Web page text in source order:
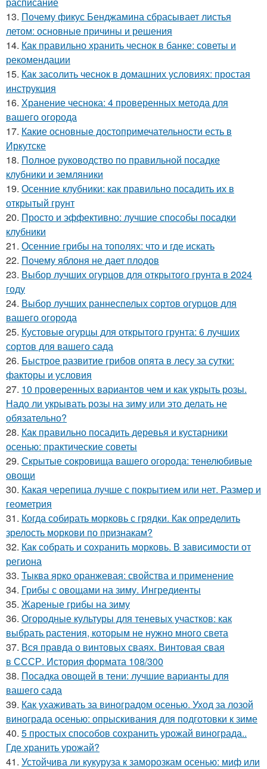
13. Почему фикус Бенджамина сбрасывает листья
летом: основные причины и решения
14. Как правильно хранить чеснок в банке: советы и
рекомендации
15. Как засолить чеснок в домашних условиях: простая
инструкция
16. Хранение чеснока: 4 проверенных метода для
вашего огорода
17. Какие основные достопримечательности есть в
Иркутске
18. Полное руководство по правильной посадке
клубники и земляники
19. Осенние клубники: как правильно посадить их в
открытый грунт
20. Просто и эффективно: лучшие способы посадки
клубники
21. Осенние грибы на тополях: что и где искать
22. Почему яблоня не дает плодов
23. Выбор лучших огурцов для открытого грунта в 2024
году
24. Выбор лучших раннеспелых сортов огурцов для
вашего огорода
25. Кустовые огурцы для открытого грунта: 6 лучших
сортов для вашего сада
26. Быстрое развитие грибов опята в лесу за сутки:
факторы и условия
27. 10 проверенных вариантов чем и как укрыть розы.
Надо ли укрывать розы на зиму или это делать не
обязательно?
28. Как правильно посадить деревья и кустарники
осенью: практические советы
29. Скрытые сокровища вашего огорода: тенелюбивые
овощи
30. Какая черепица лучше с покрытием или нет. Размер и
геометрия
31. Когда собирать морковь с грядки. Как определить
зрелость моркови по признакам?
32. Как собрать и сохранить морковь. В зависимости от
региона
33. Тыква ярко оранжевая: свойства и применение
34. Грибы с овощами на зиму. Ингредиенты
35. Жареные грибы на зиму
36. Огородные культуры для теневых участков: как
выбрать растения, которым не нужно много света
37. Вся правда о винтовых сваях. Винтовая свая
в СССР. История формата 108/300
38. Посадка овощей в тени: лучшие варианты для
вашего сада
39. Как ухаживать за виноградом осенью. Уход за лозой
винограда осенью: опрыскивания для подготовки к зиме
40. 5 простых способов сохранить урожай винограда..
Где хранить урожай?
41. Устойчива ли кукуруза к заморозкам осенью: миф или